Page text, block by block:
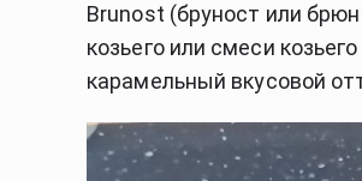
Brunost (бруност или
козьего или смеси
карамельный вкусовой